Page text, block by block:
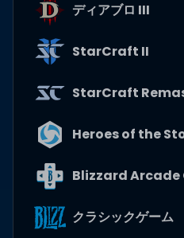
ディアブロ III
StarCraft II
StarCraft
Heroes of the
Blizzard
クラシックゲーム